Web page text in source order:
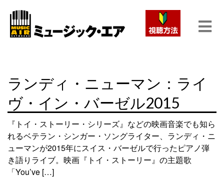
ランディ・ニューマン：ライ
ヴ・イン・バーゼル2015
『トイ・ストーリー・シリーズ』などの映画音楽でも知ら
れるベテラン・シンガー・ソングライター、ランディ・ニ
ューマンが2015年にスイス・バーゼルで行ったピアノ弾
き語りライブ。映画『トイ・ストーリー』の主題歌
「You’ve […]